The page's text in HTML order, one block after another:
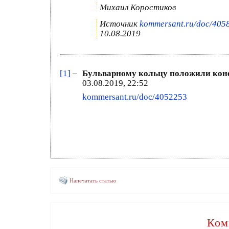
Михаил Коростиков
Источник kommersant.ru/doc/
10.08.2019
[1] – Бульварному кольцу положили
03.08.2019, 22:52
kommersant.ru/doc/4052253
Напечатать статью